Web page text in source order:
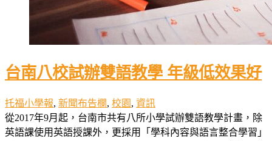
台南八校試辦雙語教學 年級低效果好
托福小學報, 新聞布告欄, 校園 , 資訊
從2017年9月起，台南市共有八所小學試辦雙語教學計畫，除
英語課使用英語授課外，更採用「學科內容與語言整合學習」